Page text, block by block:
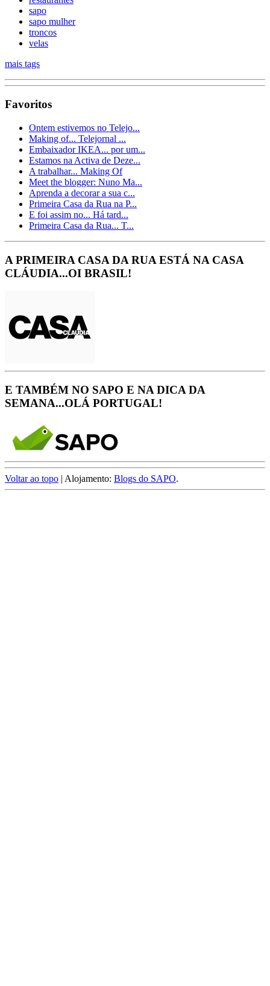
sapo
sapo mulher
troncos
velas
mais tags
Favoritos
Ontem estivemos no Telejo...
Making of... Telejornal ...
Embaixador IKEA... por um...
Estamos na Activa de Deze...
A trabalhar... Making Of
Meet the blogger: Nuno Ma...
Aprenda a decorar a sua c...
Primeira Casa da Rua na P...
E foi assim no... Há tard...
Primeira Casa da Rua... T...
A PRIMEIRA CASA DA RUA ESTÁ NA CASA
CLÁUDIA...OI BRASIL!
E TAMBÉM NO SAPO E NA DICA DA
SEMANA...OLÁ PORTUGAL!
Voltar ao topo | Alojamento: Blogs do SAPO.